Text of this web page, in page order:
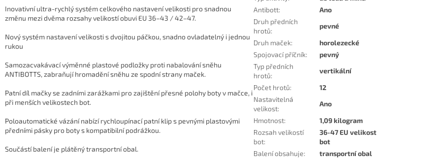
Inovativní ultra-rychlý systém celkového nastavení velikosti pro snadnou
změnu mezi dvěma rozsahy velikostí obuvi EU 36–43 / 42–47.
Nový systém nastavení velikosti s dvojitou páčkou, snadno ovladatelný i jednou
rukou
Samozacvakávací výměnné plastové podložky proti nabalování sněhu
ANTIBOTTS, zabraňují hromadění sněhu ze spodní strany maček.
Patní díl mačky se zadními zarážkami pro zajištění přesné polohy boty v mačce, i
při menších velikostech bot.
Poloautomatické vázání nabízí rychloupínací patní klip s pevnými plastovými
předními pásky pro boty s kompatibilní podrážkou.
Součástí balení je plátěný transportní obal.
Antibott:
Ano
Druh předních
hrotů:
pevné
Druh maček:
horolezecké
Spojovací příčník:
pevný
Typ předních
hrotů:
vertikální
Počet hrotů:
12
Nastavitelná
velikost:
Ano
Hmotnost:
1,09 kilogram
Rozsah velikostí
bot:
36-47 EU velikost
bot
Balení obsahuje:
transportní obal